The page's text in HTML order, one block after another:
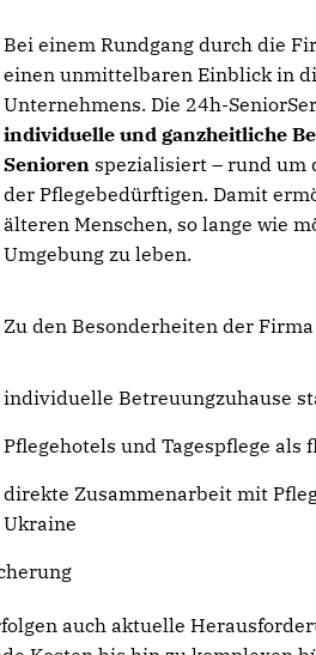
Bei einem Rundgang durch die
einen unmittelbaren Einblick in
Unternehmens. Die 24h-
individuelle und ganzheitliche
Senioren spezialisiert – rund um
der Pflegebedürftigen. Damit
älteren Menschen, so lange wie
Umgebung zu leben.
Zu den Besonderheiten der
individuelle Betreuungzuhause
Pflegehotels und Tagespflege als
direkte Zusammenarbeit mit
Ukraine
auch aktuelle